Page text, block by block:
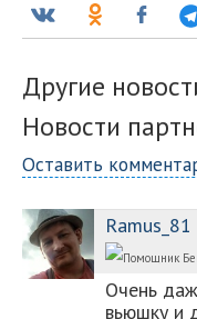
Другие
Новости
Оставить
Ramus_81
Очень
вьюшку и